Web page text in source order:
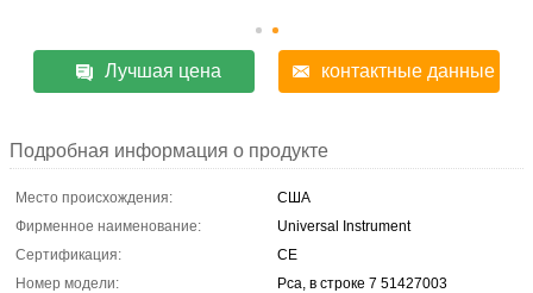
Лучшая цена контактные данные
Подробная информация о продукте
Место происхождения:
США
Фирменное наименование:
Universal Instrument
Сертификация:
CE
Номер модели:
Pca, в строке 7 51427003